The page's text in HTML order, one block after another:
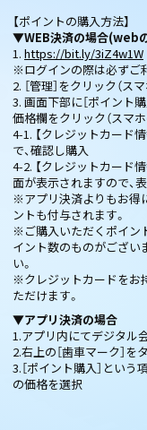
【ポイントの購入方法】
▼WEB決済の場合(web
1. https://bit.ly/3iZ4w1W
※ログインの際は必ずご
2. ［管理］をクリック（ス
3. 画面下部に［ポイント
価格欄をクリック（スマ
4-1. 【クレジットカード
で、確認し購入
4-2. 【クレジットカード
面が表示されますので、
※アプリ決済よりもお得
ントも付与されます。
※ご購入いただくポイン
イント数のものがござい
い。
※クレジットカードをお
ただけます。
▼アプリ決済の場合
1.アプリ内にてデジタル
2.右上の［歯車マーク］を
3.［ポイント購入］とい
の価格を選択